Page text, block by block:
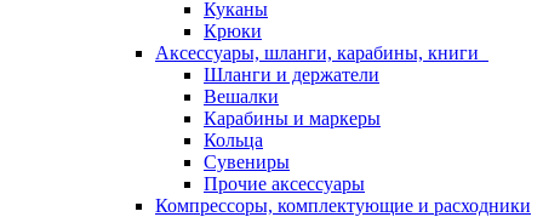
Куканы
Крюки
Аксессуары, шланги, карабины, книги
Шланги и держатели
Вешалки
Карабины и маркеры
Кольца
Сувениры
Прочие аксессуары
Компрессоры, комплектующие и расходники